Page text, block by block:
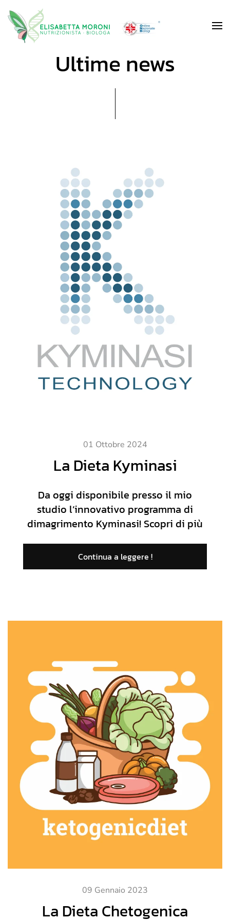
Skip to main content
Ultime news
01 Ottobre 2024
La Dieta Kyminasi
Da oggi disponibile presso il mio
studio l’innovativo programma di
dimagrimento Kyminasi! Scopri di più
Continua a leggere !
09 Gennaio 2023
La Dieta Chetogenica